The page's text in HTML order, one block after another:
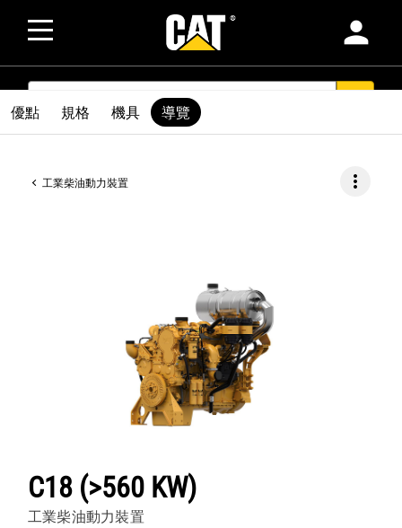
person
SEARCH
工業柴油動力裝置 more_vert
C18 (>560 KW)
工業柴油動力裝置
優點 規格 機具 導覽